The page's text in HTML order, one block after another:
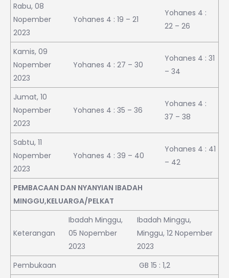
Rabu, 08
Nopember
2023
Yohanes 4 : 19 – 21
Yohanes 4 :
22 – 26
Kamis, 09
Nopember
2023
Yohanes 4 : 27 – 30
Yohanes 4 : 31
– 34
Jumat, 10
Nopember
2023
Yohanes 4 : 35 – 36
Yohanes 4 :
37 – 38
Sabtu, 11
Nopember
2023
Yohanes 4 : 39 – 40
Yohanes 4 : 41
– 42
PEMBACAAN DAN NYANYIAN IBADAH
MINGGU,KELUARGA/PELKAT
Keterangan
Ibadah Minggu,
05 Nopember
2023
Ibadah Minggu,
Minggu, 12 Nopember
2023
Pembukaan
GB 15 : 1,2